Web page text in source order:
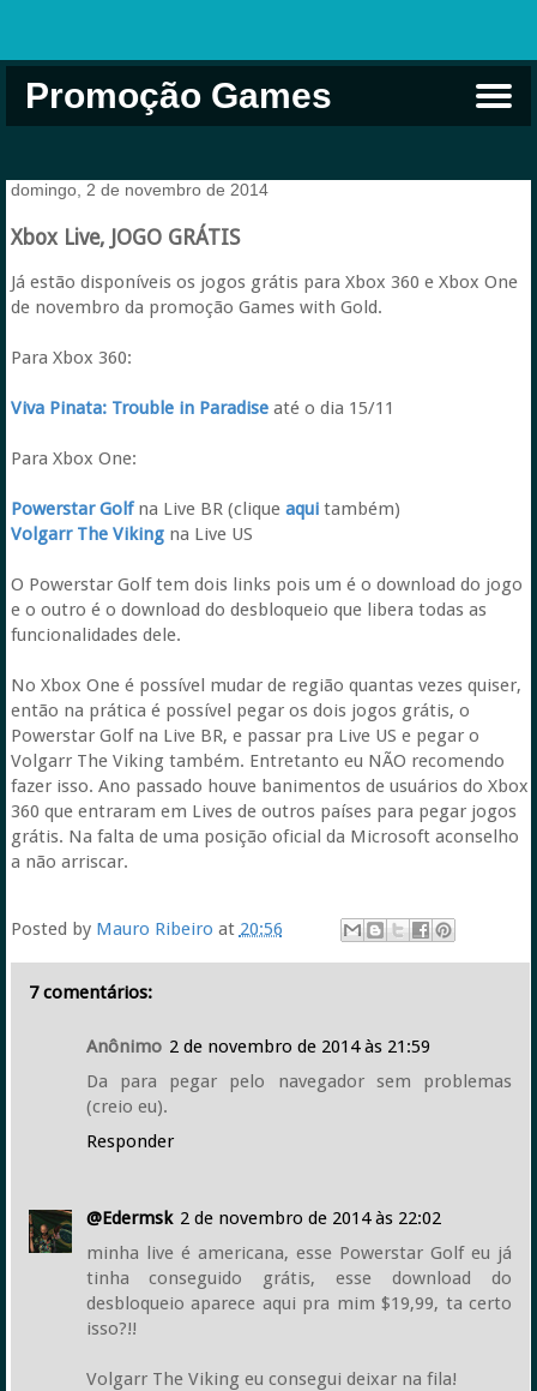
Promoção Games
domingo, 2 de novembro de 2014
Xbox Live, JOGO GRÁTIS
Já estão disponíveis os jogos grátis para Xbox 360 e Xbox One
de novembro da promoção Games with Gold.
Para Xbox 360:
Viva Pinata: Trouble in Paradiseaté o dia 15/11
Para Xbox One:
Powerstar Golfna Live BR (clique aqui também)
Volgarr The Vikingna Live US
O Powerstar Golf tem dois links pois um é o download do jogo
e o outro é o download do desbloqueio que libera todas as
funcionalidades dele.
No Xbox One é possível mudar de região quantas vezes quiser,
então na prática é possível pegar os dois jogos grátis, o
Powerstar Golf na Live BR, e passar pra Live US e pegar o
Volgarr The Viking também. Entretanto eu NÃO recomendo
fazer isso. Ano passado houve banimentos de usuários do Xbox
360 que entraram em Lives de outros países para pegar jogos
grátis. Na falta de uma posição oficial da Microsoft aconselho
a não arriscar.
Posted by Mauro Ribeiro at 20:56
7 comentários:
Anônimo 2 de novembro de 2014 às 21:59
Da para pegar pelo navegador sem problemas
(creio eu).
Responder
@Edermsk 2 de novembro de 2014 às 22:02
minha live é americana, esse Powerstar Golf eu já
tinha conseguido grátis, esse download do
desbloqueio aparece aqui pra mim $19,99, ta certo
isso?!!
Volgarr The Viking eu consegui deixar na fila!